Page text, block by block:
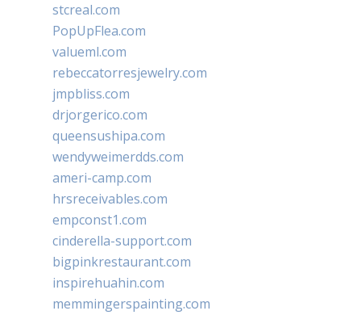
stcreal.com
PopUpFlea.com
valueml.com
rebeccatorresjewelry.com
jmpbliss.com
drjorgerico.com
queensushipa.com
wendyweimerdds.com
ameri-camp.com
hrsreceivables.com
empconst1.com
cinderella-support.com
bigpinkrestaurant.com
inspirehuahin.com
memmingerspainting.com